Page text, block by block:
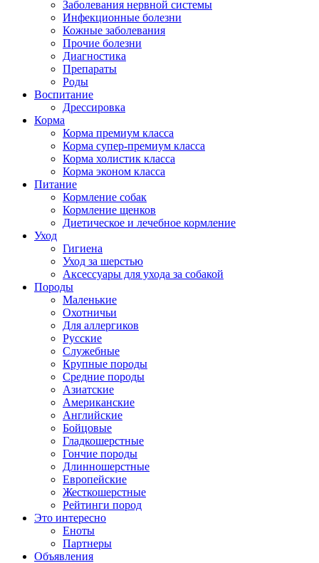
Заболевания нервной системы
Инфекционные болезни
Кожные заболевания
Прочие болезни
Диагностика
Препараты
Роды
Воспитание
Дрессировка
Корма
Корма премиум класса
Корма супер-премиум класса
Корма холистик класса
Корма эконом класса
Питание
Кормление собак
Кормление щенков
Диетическое и лечебное кормление
Уход
Гигиена
Уход за шерстью
Аксессуары для ухода за собакой
Породы
Маленькие
Охотничьи
Для аллергиков
Русские
Служебные
Крупные породы
Средние породы
Азиатские
Американские
Английские
Бойцовые
Гладкошерстные
Гончие породы
Длинношерстные
Европейские
Жесткошерстные
Рейтинги пород
Это интересно
Еноты
Партнеры
Объявления